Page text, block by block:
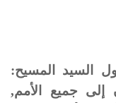
إنجيل لوقا, 21/24, قول السيد المسيح:
جميع الأمم,